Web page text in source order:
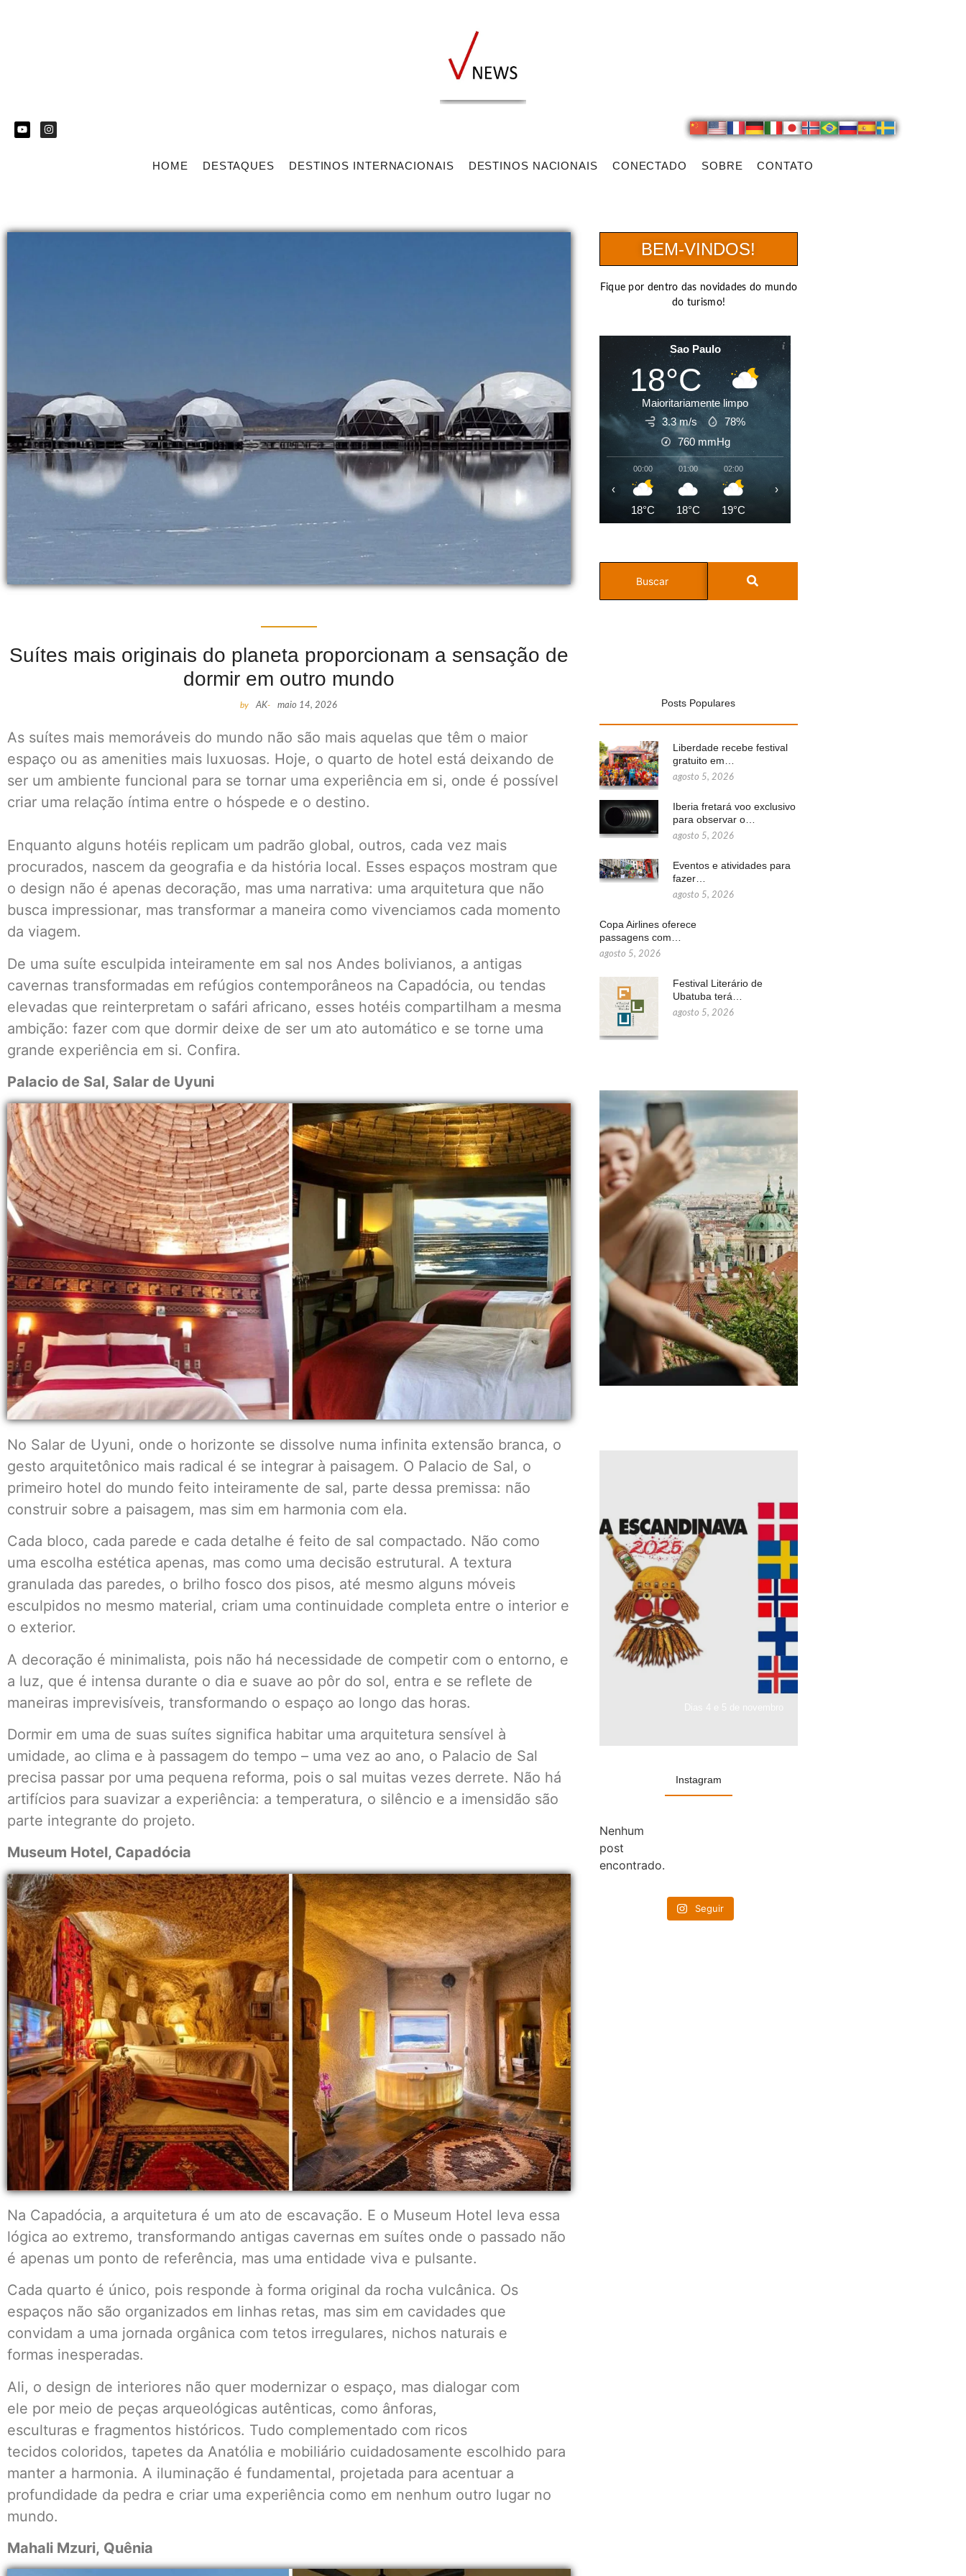
HOME DESTAQUES DESTINOS INTERNACIONAIS DESTINOS NACIONAIS CONECTADO SOBRE CONTATO
Suítes mais originais do planeta proporcionam a sensação de
dormir em outro mundo
by AK- maio 14, 2026
As suítes mais memoráveis do mundo não são mais aquelas que têm o maior
espaço ou as amenities mais luxuosas. Hoje, o quarto de hotel está deixando de
ser um ambiente funcional para se tornar uma experiência em si, onde é possível
criar uma relação íntima entre o hóspede e o destino.
Enquanto alguns hotéis replicam um padrão global, outros, cada vez mais
procurados, nascem da geografia e da história local. Esses espaços mostram que
o design não é apenas decoração, mas uma narrativa: uma arquitetura que não
busca impressionar, mas transformar a maneira como vivenciamos cada momento
da viagem.
De uma suíte esculpida inteiramente em sal nos Andes bolivianos, a antigas
cavernas transformadas em refúgios contemporâneos na Capadócia, ou tendas
elevadas que reinterpretam o safári africano, esses hotéis compartilham a mesma
ambição: fazer com que dormir deixe de ser um ato automático e se torne uma
grande experiência em si. Confira.
Palacio de Sal, Salar de Uyuni
No Salar de Uyuni, onde o horizonte se dissolve numa infinita extensão branca, o
gesto arquitetônico mais radical é se integrar à paisagem. O Palacio de Sal, o
primeiro hotel do mundo feito inteiramente de sal, parte dessa premissa: não
construir sobre a paisagem, mas sim em harmonia com ela.
Cada bloco, cada parede e cada detalhe é feito de sal compactado. Não como
uma escolha estética apenas, mas como uma decisão estrutural. A textura
granulada das paredes, o brilho fosco dos pisos, até mesmo alguns móveis
esculpidos no mesmo material, criam uma continuidade completa entre o interior e
o exterior.
A decoração é minimalista, pois não há necessidade de competir com o entorno, e
a luz, que é intensa durante o dia e suave ao pôr do sol, entra e se reflete de
maneiras imprevisíveis, transformando o espaço ao longo das horas.
Dormir em uma de suas suítes significa habitar uma arquitetura sensível à
umidade, ao clima e à passagem do tempo – uma vez ao ano, o Palacio de Sal
precisa passar por uma pequena reforma, pois o sal muitas vezes derrete. Não há
artifícios para suavizar a experiência: a temperatura, o silêncio e a imensidão são
parte integrante do projeto.
Museum Hotel, Capadócia
Na Capadócia, a arquitetura é um ato de escavação. E o Museum Hotel leva essa
lógica ao extremo, transformando antigas cavernas em suítes onde o passado não
é apenas um ponto de referência, mas uma entidade viva e pulsante.
Cada quarto é único, pois responde à forma original da rocha vulcânica. Os
espaços não são organizados em linhas retas, mas sim em cavidades que
convidam a uma jornada orgânica com tetos irregulares, nichos naturais e
formas inesperadas.
Ali, o design de interiores não quer modernizar o espaço, mas dialogar com
ele por meio de peças arqueológicas autênticas, como ânforas,
esculturas e fragmentos históricos. Tudo complementado com ricos
tecidos coloridos, tapetes da Anatólia e mobiliário cuidadosamente escolhido para
manter a harmonia. A iluminação é fundamental, projetada para acentuar a
profundidade da pedra e criar uma experiência como em nenhum outro lugar no
mundo.
Mahali Mzuri, Quênia
BEM-VINDOS!
Fique por dentro das novidades do mundo
do turismo!
Sao Paulo
18°C
Maioritariamente limpo
3.3 m/s
78%
760 mmHg
00:00
18°C
01:00
18°C
02:00
19°C
‹ ›
Posts Populares
Liberdade recebe festival
gratuito em…
agosto 5, 2026
Iberia fretará voo exclusivo
para observar o…
agosto 5, 2026
Eventos e atividades para
fazer…
agosto 5, 2026
Copa Airlines oferece
passagens com…
agosto 5, 2026
Festival Literário de
Ubatuba terá…
agosto 5, 2026
Instagram
Nenhum
post
encontrado.
Seguir